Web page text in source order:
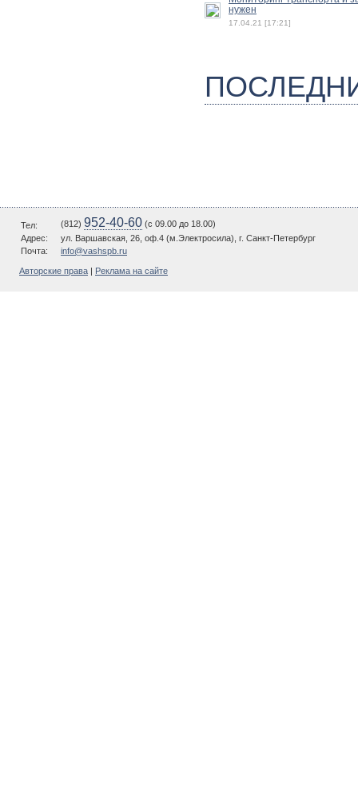
нужен
17.04.21 [17:21]
Тел: (812) 952-40-60 (c 09.00 до 18.00)
Адрес:
ул. Варшавская, 26, оф.4 (м.Электросила), г. Санкт-Петербург
Почта:
info@vashspb.ru
Авторские права Реклама на сайте